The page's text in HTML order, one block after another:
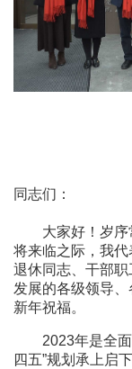
同志们：
大家好！岁
将来临之际，我
退休同志、干部
发展的各级领导
新年祝福。
2023年是全
四五”规划承上启